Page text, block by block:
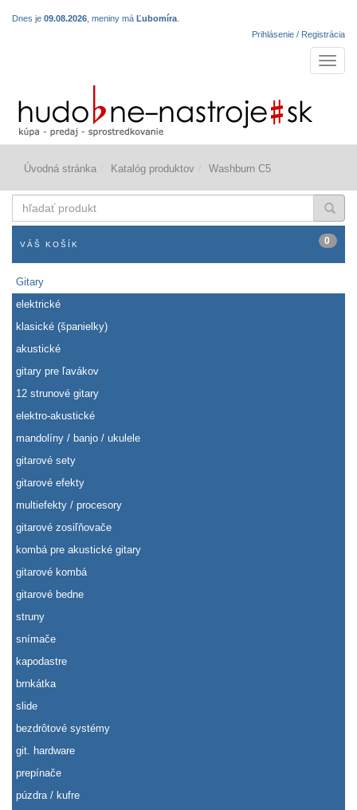
Dnes je 09.08.2026 , meniny má Ľubomíra
Prihlásenie / Registrácia
Úvodná stránka Katalóg produktov Washburn C5
produkt
VÁŠ KOŠÍK 0
Gitary
elektrické
klasické (španielky)
akustické
gitary pre ľavákov
12 strunové gitary
elektro-akustické
mandolíny / banjo / ukulele
gitarové sety
gitarové efekty
multiefekty / procesory
gitarové zosiľňovače
kombá pre akustické gitary
gitarové kombá
gitarové bedne
struny
snímače
kapodastre
brnkátka
slide
bezdrôtové systémy
git. hardware
prepínače
púzdra / kufre